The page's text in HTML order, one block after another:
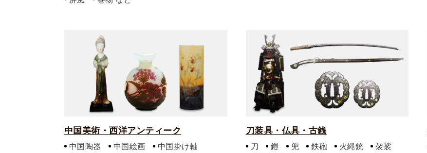
中国美術・西洋アンティーク
中国陶器 中国絵画
中国掛け軸
刀装具・仏具・古銭
刀 鎧 兜 鉄砲 火縄銃
袈裟